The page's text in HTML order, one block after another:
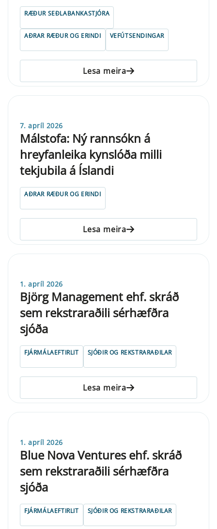
RÆÐUR SEÐLABANKASTJÓRA
AÐRAR RÆÐUR OG ERINDI VEFÚTSENDINGAR
Lesa meira
7. apríl 2026
Málstofa: Ný rannsókn á
hreyfanleika kynslóða milli
tekjubila á Íslandi
AÐRAR RÆÐUR OG ERINDI
Lesa meira
1. apríl 2026
Björg Management ehf. skráð
sem rekstraraðili sérhæfðra
sjóða
FJÁRMÁLAEFTIRLIT SJÓÐIR OG REKSTRARAÐILAR
Lesa meira
1. apríl 2026
Blue Nova Ventures ehf. skráð
sem rekstraraðili sérhæfðra
sjóða
FJÁRMÁLAEFTIRLIT SJÓÐIR OG REKSTRARAÐILAR